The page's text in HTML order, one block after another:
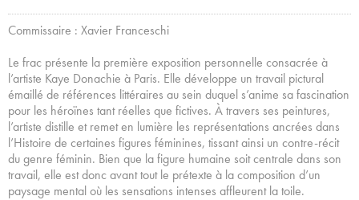
Commissaire : Xavier Franceschi
Le frac présente la première exposition personnelle consacrée à
l’artiste Kaye Donachie à Paris. Elle développe un travail pictural
émaillé de références littéraires au sein duquel s’anime sa fascination
pour les héroïnes tant réelles que fictives. À travers ses peintures,
l’artiste distille et remet en lumière les représentations ancrées dans
l’Histoire de certaines figures féminines, tissant ainsi un contre-récit
du genre féminin. Bien que la figure humaine soit centrale dans son
travail, elle est donc avant tout le prétexte à la composition d’un
paysage mental où les sensations intenses affleurent la toile.